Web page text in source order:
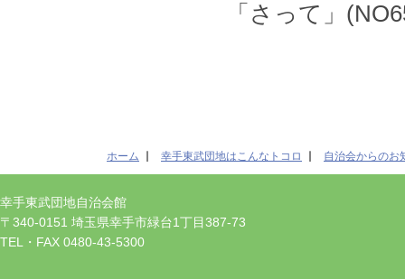
「さって」
ホーム 幸手東武団地はこんなトコロ 自治会からのお
幸手東武団地自治会館
〒340-0151 埼玉県幸手市緑台1丁目387-73
TEL・FAX 0480-43-5300